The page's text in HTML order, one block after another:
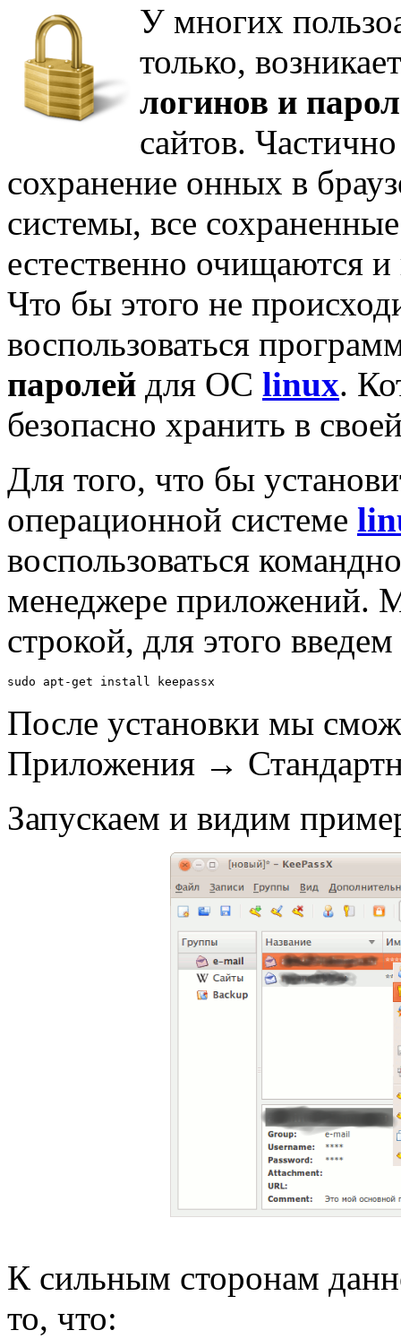
У многих
только,
логинов и
сайтов.
сохранение онных в
системы, все
естественно очищаются и
Что бы этого не
воспользоваться
паролей для ОС linux.
безопасно хранить в
Для того, что бы
операционной системе
воспользоваться
менеджере приложений.
строкой, для этого
sudo apt-get install keepassx
После установки мы
Приложения →
Запускаем и видим
К сильным сторонам
то, что: